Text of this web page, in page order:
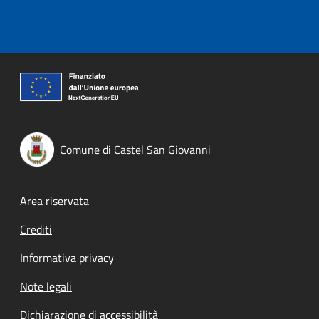
Comune di Castel San Giovanni
Footer menu
Area riservata
Crediti
Informativa privacy
Note legali
Dichiarazione di accessibilità